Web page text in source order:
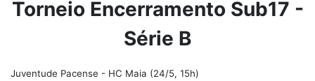
Torneio Encerramento Sub17 -
Série B
Juventude Pacense - HC Maia (24/5, 15h)